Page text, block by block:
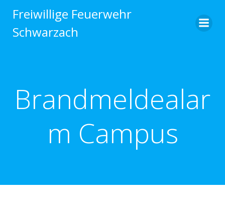
Inhalt
Freiwillige Feuerwehr
Schwarzach
Brandmeldealar
m Campus